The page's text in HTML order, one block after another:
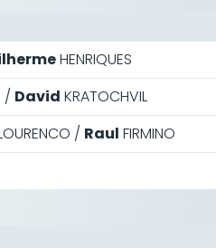
HENRIQUES
David KRATOCHVIL
Raul FIRMINO